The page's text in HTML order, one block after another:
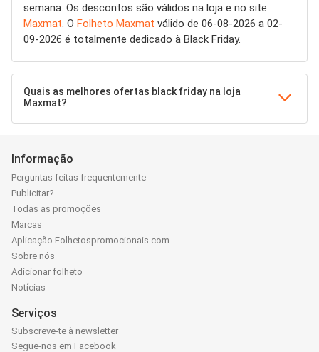
semana. Os descontos são válidos na loja e no site
Maxmat. O Folheto Maxmat válido de 06-08-2026 a 02-
09-2026 é totalmente dedicado à Black Friday.
Quais as melhores ofertas black friday na loja
Maxmat?
Informação
Perguntas feitas frequentemente
Publicitar?
Todas as promoções
Marcas
Aplicação Folhetospromocionais.com
Sobre nós
Adicionar folheto
Notícias
Serviços
Subscreve-te à newsletter
Segue-nos em Facebook